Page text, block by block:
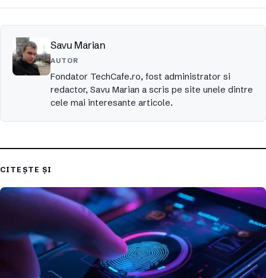
Savu Marian
AUTOR
Fondator TechCafe.ro, fost administrator si
redactor, Savu Marian a scris pe site unele dintre
cele mai interesante articole.
CITEȘTE ȘI